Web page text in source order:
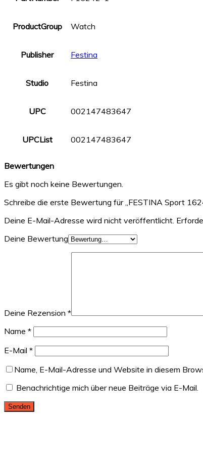
ProductGroup Watch
Publisher Festina
Studio Festina
UPC 002147483647
UPCList 002147483647
Bewertungen
Es gibt noch keine Bewertungen.
Schreibe die erste Bewertung für „FESTINA Sport
Deine E-Mail-Adresse wird nicht veröffentlicht.
Deine Bewertung
Deine Rezension *
Name *
E-Mail *
Name, E-Mail-Adresse und Website in diesem
Benachrichtige mich über neue Beiträge via E-Mail.